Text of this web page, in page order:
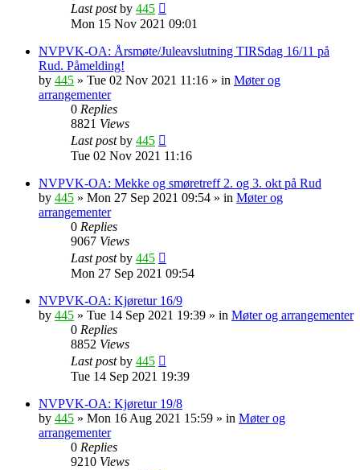
Last postby 445
Mon 15 Nov 2021 09:01
NVPVK-OA: Årsmøte/Juleavslutning TIRSdag 16/11 på
Rud. Påmelding!
by 445 » Tue 02 Nov 2021 11:16 » in Møter og
arrangementer
0 Replies
8821 Views
Last postby 445
Tue 02 Nov 2021 11:16
NVPVK-OA: Mekke og smøretreff 2. og 3. okt på Rud
by 445 » Mon 27 Sep 2021 09:54 » in Møter og
arrangementer
0 Replies
9067 Views
Last postby 445
Mon 27 Sep 2021 09:54
NVPVK-OA: Kjøretur 16/9
by 445 » Tue 14 Sep 2021 19:39 » in Møter og arrangementer
0 Replies
8852 Views
Last postby 445
Tue 14 Sep 2021 19:39
NVPVK-OA: Kjøretur 19/8
by 445 » Mon 16 Aug 2021 15:59 » in Møter og
arrangementer
0 Replies
9210 Views